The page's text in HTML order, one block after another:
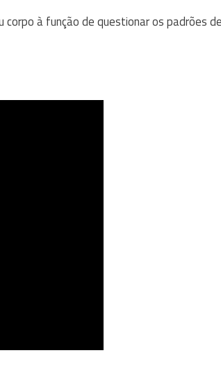
corpo à função de questionar os padrões de